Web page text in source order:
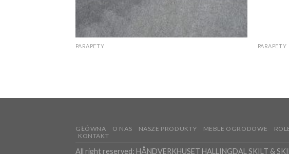
PARAPETY PARAPETY
GŁÓWNA O NAS NASZE PRODUKTY MEBLE OGRODOWE
KONTAKT
All right reserved: HÅNDVERKHUSET HALLINGDAL SKILT &